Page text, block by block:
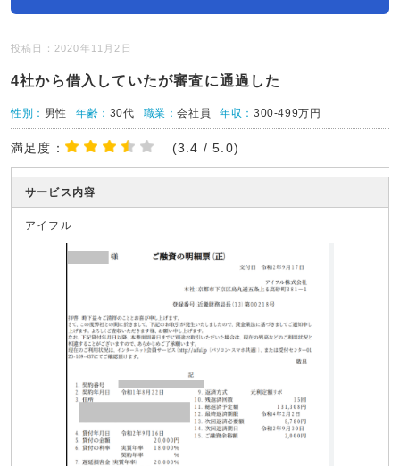
投稿日：2020年11月2日
4社から借入していたが審査に通過した
性別： 男性 年齢： 30代 職業：会社員 年収：300-499万円
満足度： (3.4 / 5.0)
サービス内容
アイフル